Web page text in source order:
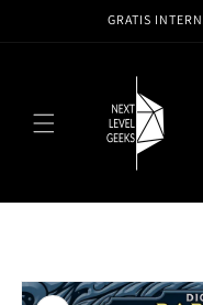
GRATIS